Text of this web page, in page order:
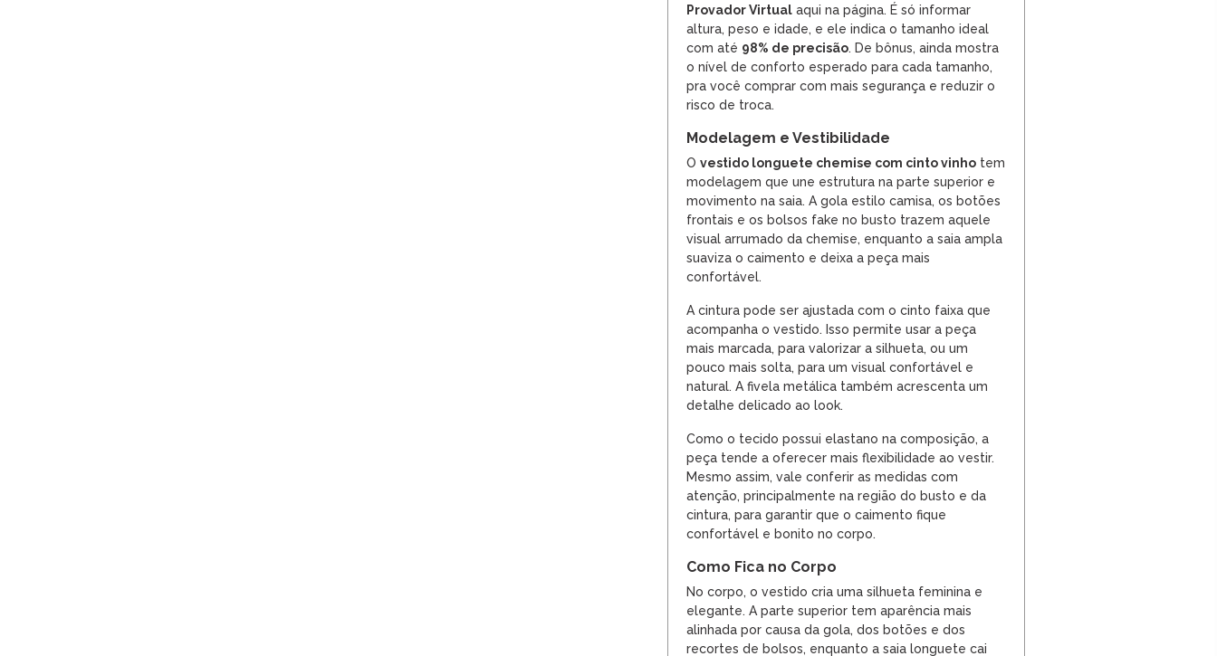
Provador Virtual aqui na página. É só informar
altura, peso e idade, e ele indica o tamanho ideal
com até 98% de precisão. De bônus, ainda mostra
o nível de conforto esperado para cada tamanho,
pra você comprar com mais segurança e reduzir o
risco de troca.
Modelagem e Vestibilidade
O vestido longuete chemise com cinto vinho tem
modelagem que une estrutura na parte superior e
movimento na saia. A gola estilo camisa, os botões
frontais e os bolsos fake no busto trazem aquele
visual arrumado da chemise, enquanto a saia ampla
suaviza o caimento e deixa a peça mais
confortável.
A cintura pode ser ajustada com o cinto faixa que
acompanha o vestido. Isso permite usar a peça
mais marcada, para valorizar a silhueta, ou um
pouco mais solta, para um visual confortável e
natural. A fivela metálica também acrescenta um
detalhe delicado ao look.
Como o tecido possui elastano na composição, a
peça tende a oferecer mais flexibilidade ao vestir.
Mesmo assim, vale conferir as medidas com
atenção, principalmente na região do busto e da
cintura, para garantir que o caimento fique
confortável e bonito no corpo.
Como Fica no Corpo
No corpo, o vestido cria uma silhueta feminina e
elegante. A parte superior tem aparência mais
alinhada por causa da gola, dos botões e dos
recortes de bolsos, enquanto a saia longuete cai